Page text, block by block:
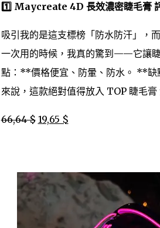
1️⃣ Maycreate 4D 長效濃密睫毛膏
吸引我的是這支標榜「防水防汗」，
一次用的時候，我真的驚到——它讓
點：**價格便宜、防暈、防水。 **缺
來說，這款絕對值得放入 TOP 睫毛膏
66,64 $ 19,65 $